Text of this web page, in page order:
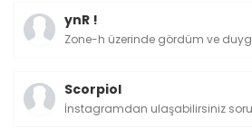
ynR !
Zone-h üzerinde gördüm ve
Scorpiol
İnstagramdan ulaşabilirsiniz